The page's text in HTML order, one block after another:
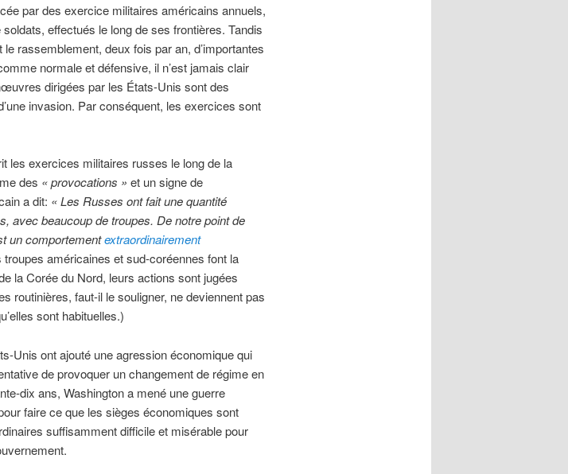
par des exercice militaires américains annuels,
effectués le long de ses frontières. Tandis
rassemblement, deux fois par an, d’importantes
normale et défensive, il n’est jamais clair
dirigées par les États-Unis sont des
invasion. Par conséquent, les exercices sont
les exercices militaires russes le long de la
des « provocations » et un signe de
a dit: « Les Russes ont fait une quantité
avec beaucoup de troupes. De notre point de
un comportementextraordinairement
troupes américaines et sud-coréennes font la
la Corée du Nord, leurs actions sont jugées
routinières, faut-il le souligner, ne deviennent pas
sont habituelles.)
Unis ont ajouté une agression économique qui
de provoquer un changement de régime en
dix ans, Washington a mené une guerre
faire ce que les sièges économiques sont
suffisamment difficile et misérable pour